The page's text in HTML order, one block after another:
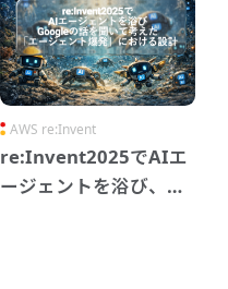
AWS re:Invent
re:Invent2025でAIエ
ージェントを浴び、